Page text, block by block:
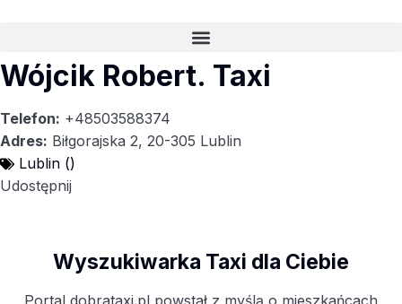
Wójcik Robert. Taxi
Telefon: +48503588374
Adres: Biłgorajska 2, 20-305 Lublin
Lublin ()
Udostępnij
Wyszukiwarka Taxi dla Ciebie
Portal dobrataxi.pl powstał z myślą o mieszkańcach